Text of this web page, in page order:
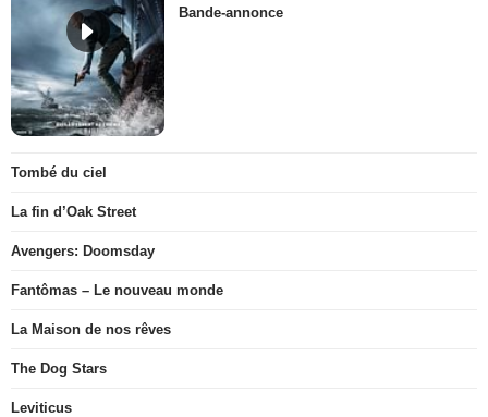
Bande-annonce
Tombé du ciel
La fin d’Oak Street
Avengers: Doomsday
Fantômas – Le nouveau monde
La Maison de nos rêves
The Dog Stars
Leviticus